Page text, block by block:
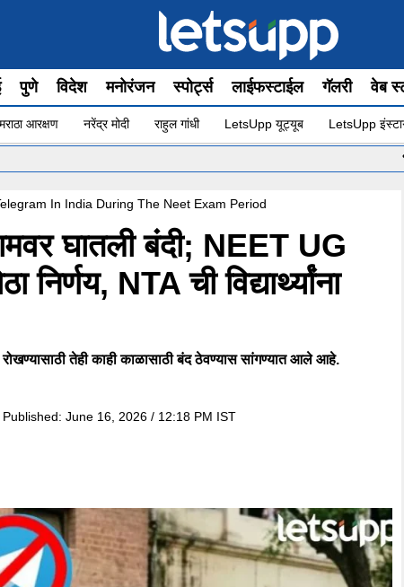
पुणे विदेश मनोरंजन स्पोर्ट्स लाईफस्टाईल गॅलरी वेब
मराठा आरक्षण नरेंद्र मोदी राहुल गांधी LetsUpp यूट्यूब LetsUpp
In India During The Neet Exam Period
घातली बंदी; NEET UG
निर्णय, NTA ची विद्यार्थ्यांना
तेही काही काळासाठी बंद ठेवण्यास सांगण्यात आले आहे.
Published: June 16, 2026 / 12:18 PM IST